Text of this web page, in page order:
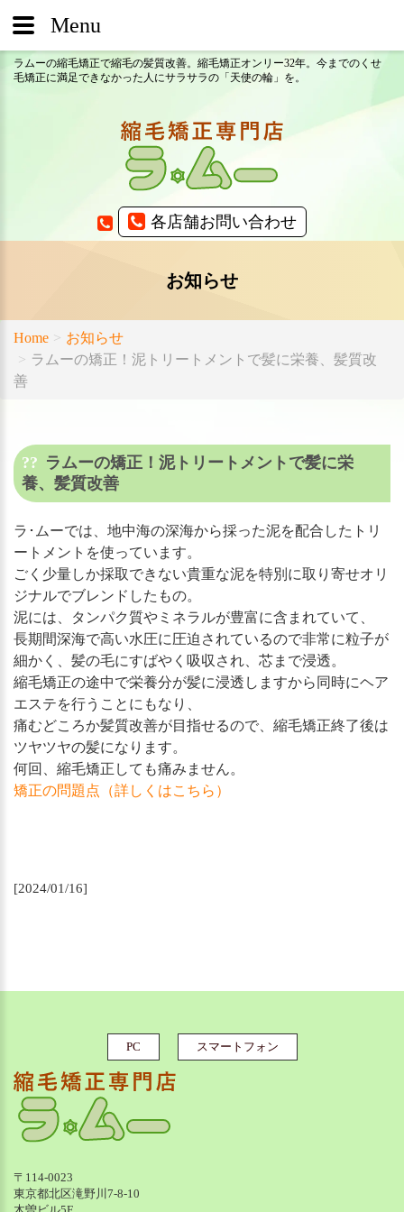
ラムーの縮毛矯正で縮毛の髪質改善。縮毛矯正オンリー32年。今までのくせ
毛矯正に満足できなかった人にサラサラの「天使の輪」を。
各店舗お問い合わせ
お知らせ
Home
お知らせ
ラムーの矯正！泥トリートメントで髪に栄養、髪質改
善
ラムーの矯正！泥トリートメントで髪に栄
養、髪質改善
ラ･ムーでは、地中海の深海から採った泥を配合したトリ
ートメントを使っています。
ごく少量しか採取できない貴重な泥を特別に取り寄せオリ
ジナルでブレンドしたもの。
泥には、タンパク質やミネラルが豊富に含まれていて、
長期間深海で高い水圧に圧迫されているので非常に粒子が
細かく、髪の毛にすばやく吸収され、芯まで浸透。
縮毛矯正の途中で栄養分が髪に浸透しますから同時にヘア
エステを行うことにもなり、
痛むどころか髪質改善が目指せるので、縮毛矯正終了後は
ツヤツヤの髪になります。
何回、縮毛矯正しても痛みません。
矯正の問題点（詳しくはこちら）
[2024/01/16]
PC スマートフォン
〒114-0023
東京都北区滝野川7-8-10
Menu